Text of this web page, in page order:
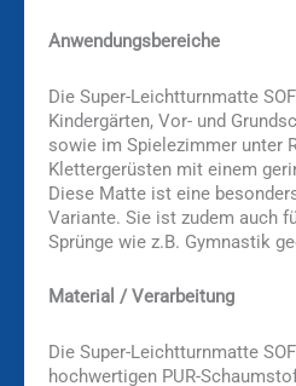
Anwendungsbereiche
Die Super-Leichtturnmatte
Kindergärten, Vor- und
sowie im Spielezimmer unter
Klettergerüsten mit einem
Diese Matte ist eine
Variante. Sie ist zudem auch
Sprünge wie z.B. Gymnastik
Material / Verarbeitung
Die Super-Leichtturnmatte
hochwertigen PUR-